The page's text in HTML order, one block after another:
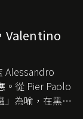
Valentino
Alessandro
。從 Pier Paolo
」為喻，在黑暗